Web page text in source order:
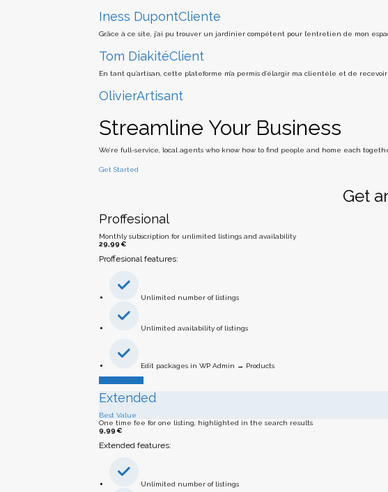
Iness DupontCliente
Grâce à ce site, j’ai pu trouver un jardinier compétent pour l’entretien de mon
Tom DiakitéClient
En tant qu’artisan, cette plateforme m’a permis d’élargir ma clientèle et de
OlivierArtisant
Streamline Your Business
We’re full-service, local agents who know how to find people and home each
Get Started
Get
Proffesional
Monthly subscription for unlimited listings and availability
29,99 €
Proffesional features:
Unlimited number of listings
Unlimited availability of listings
Edit packages in WP Admin → Products
Extended
Best Value
One time fee for one listing, highlighted in the search results
9,99 €
Extended features:
Unlimited number of listings